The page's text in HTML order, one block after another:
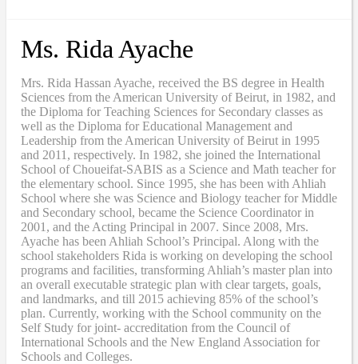
Ms. Rida Ayache
Mrs. Rida Hassan Ayache, received the BS degree in Health
Sciences from the American University of Beirut, in 1982, and
the Diploma for Teaching Sciences for Secondary classes as
well as the Diploma for Educational Management and
Leadership from the American University of Beirut in 1995
and 2011, respectively. In 1982, she joined the International
School of Choueifat-SABIS as a Science and Math teacher for
the elementary school. Since 1995, she has been with Ahliah
School where she was Science and Biology teacher for Middle
and Secondary school, became the Science Coordinator in
2001, and the Acting Principal in 2007. Since 2008, Mrs.
Ayache has been Ahliah School’s Principal. Along with the
school stakeholders Rida is working on developing the school
programs and facilities, transforming Ahliah’s master plan into
an overall executable strategic plan with clear targets, goals,
and landmarks, and till 2015 achieving 85% of the school’s
plan. Currently, working with the School community on the
Self Study for joint- accreditation from the Council of
International Schools and the New England Association for
Schools and Colleges.